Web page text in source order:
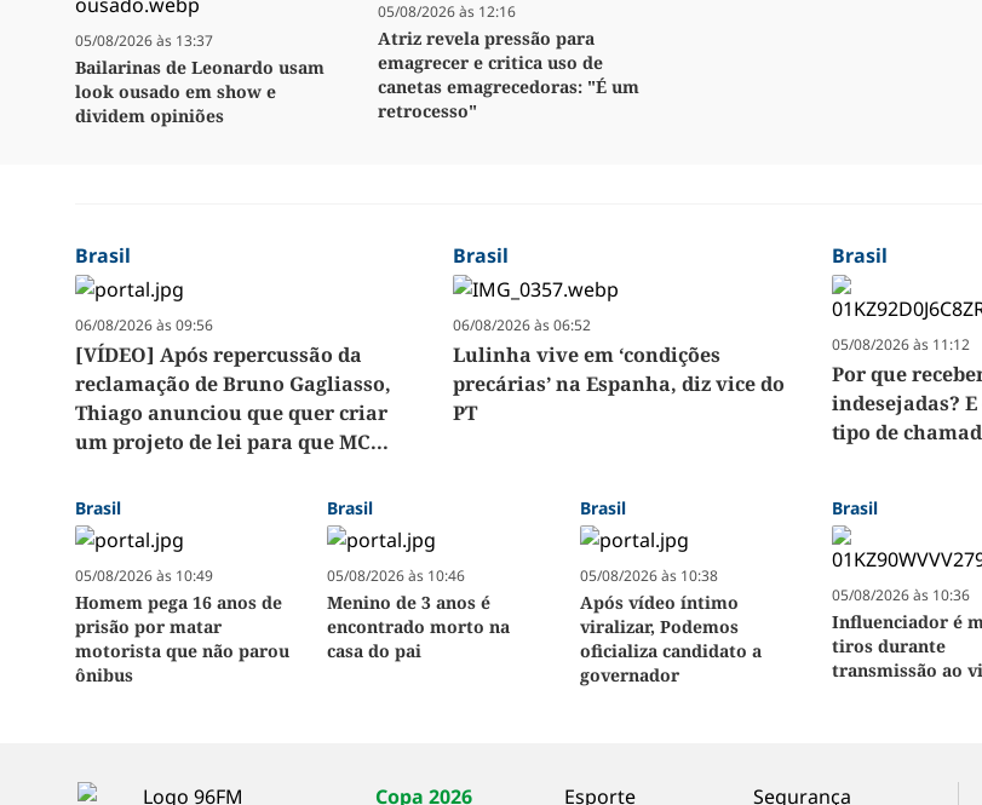
05/08/2026 às 13:37
Bailarinas de Leonardo usam
look ousado em show e
dividem opiniões
05/08/2026 às 12:16
Atriz revela pressão para
emagrecer e critica uso de
canetas emagrecedoras: "É um
retrocesso"
Brasil
06/08/2026 às 09:56
[VÍDEO] Após repercussão da
reclamação de Bruno Gagliasso,
Thiago anunciou que quer criar
um projeto de lei para que MC...
Brasil
06/08/2026 às 06:52
Lulinha vive em ‘condições
precárias’ na Espanha, diz vice do
PT
Brasil
05/08/2026 às 11:12
Por que
indesejadas?
tipo de
Brasil
05/08/2026 às 10:49
Homem pega 16 anos de
prisão por matar
motorista que não parou
ônibus
Brasil
05/08/2026 às 10:46
Menino de 3 anos é
encontrado morto na
casa do pai
Brasil
05/08/2026 às 10:38
Após vídeo íntimo
viralizar, Podemos
oficializa candidato a
governador
Brasil
05/08/2026 às 10:36
Influenciador é
tiros durante
transmissão ao
Copa 2026 Esporte Segurança